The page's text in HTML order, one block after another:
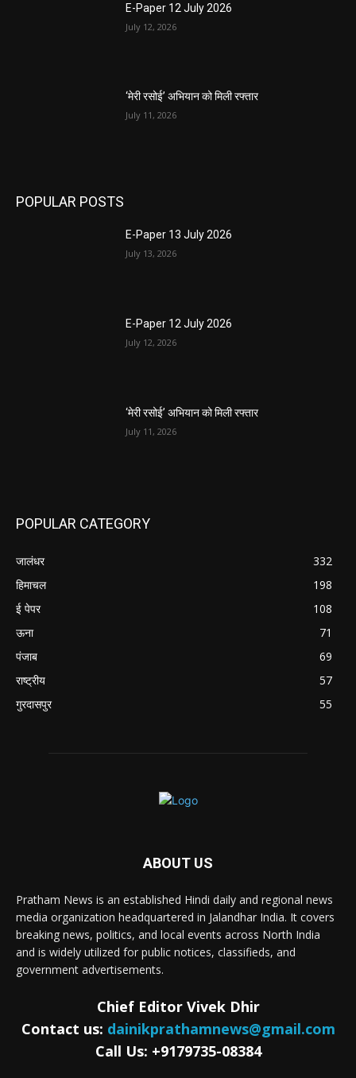
E-Paper 12 July 2026
July 12, 2026
‘मेरी रसोई’ अभियान को मिली रफ्तार
July 11, 2026
POPULAR POSTS
E-Paper 13 July 2026
July 13, 2026
E-Paper 12 July 2026
July 12, 2026
‘मेरी रसोई’ अभियान को मिली रफ्तार
July 11, 2026
POPULAR CATEGORY
जालंधर
332
हिमाचल
198
ई पेपर
108
ऊना
71
पंजाब
69
राष्ट्रीय
57
गुरदासपुर
55
ABOUT US
Pratham News is an established Hindi daily and regional news
media organization headquartered in Jalandhar India. It covers
breaking news, politics, and local events across North India
and is widely utilized for public notices, classifieds, and
government advertisements.
Chief Editor Vivek Dhir
Contact us: dainikprathamnews@gmail.com
Call Us: +9179735-08384